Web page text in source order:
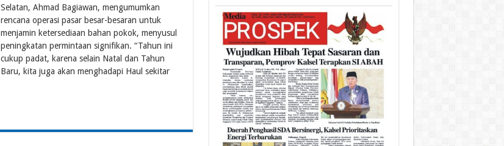
Selatan, Ahmad Bagiawan, mengumumkan
rencana operasi pasar besar-besaran untuk
menjamin ketersediaan bahan pokok, menyusul
peningkatan permintaan signifikan. “Tahun ini
cukup padat, karena selain Natal dan Tahun
Baru, kita juga akan menghadapi Haul sekitar